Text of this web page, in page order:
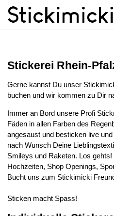
Stickerei Rhein-
Gerne kannst Du unser
buchen und wir kommen zu Dir
Immer an Bord unsere Profi
Fäden in allen Farben des
angesaust und besticken live
nach Wunsch Deine
Smileys und Raketen. Los
Hochzeiten, Shop Openings,
Bucht uns zum Stickimicki
Sticken macht Spass!